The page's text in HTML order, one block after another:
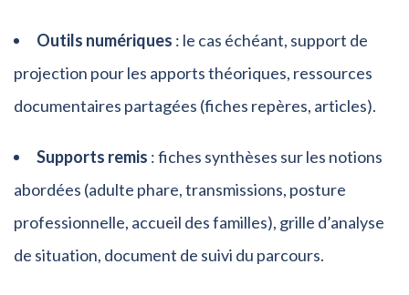
Outils numériques : le cas échéant, support de
projection pour les apports théoriques, ressources
documentaires partagées (fiches repères, articles).
Supports remis : fiches synthèses sur les notions
abordées (adulte phare, transmissions, posture
professionnelle, accueil des familles), grille d’analyse
de situation, document de suivi du parcours.